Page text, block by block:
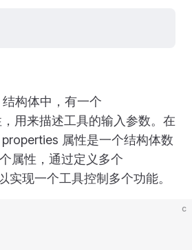
构体中，有一个
用来描述工具的输入参数。在
属性是一个结构体数
属性，通过定义多个
实现一个工具控制多个功能。
c